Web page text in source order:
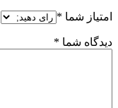
امتیاز شما *
دیدگاه شما *